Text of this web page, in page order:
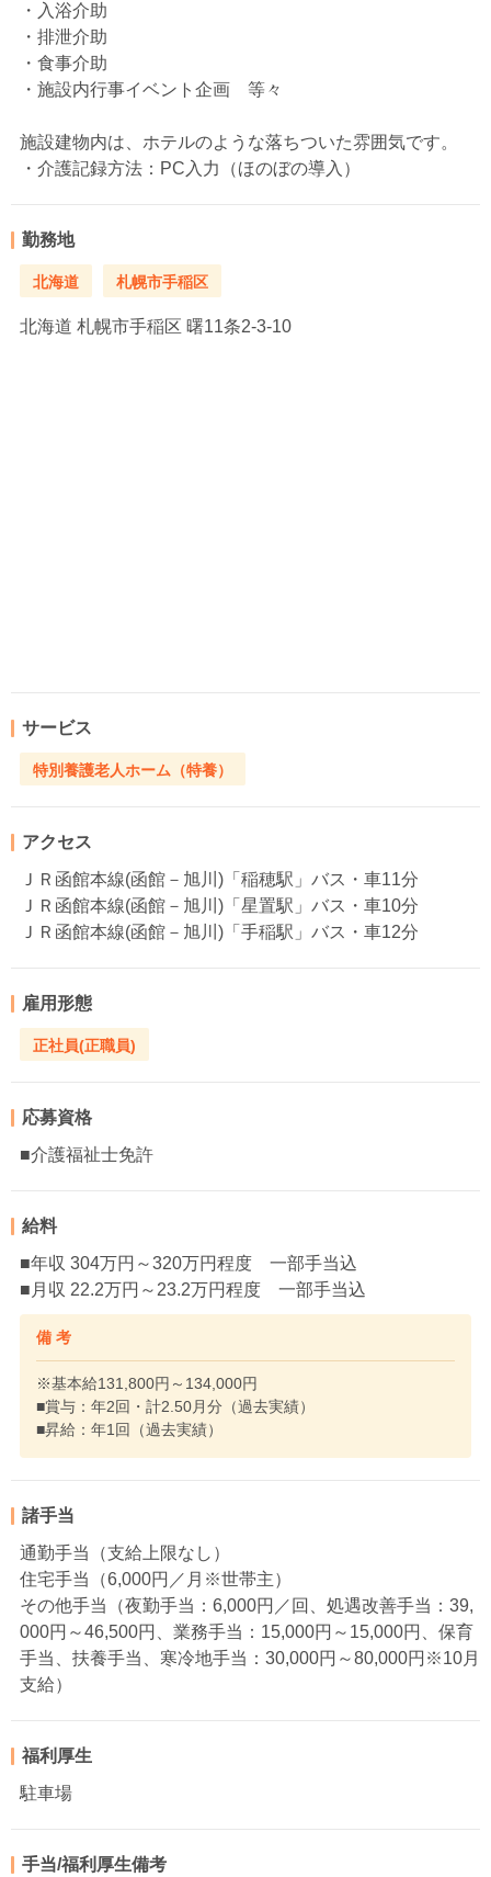
・入浴介助
・排泄介助
・食事介助
・施設内行事イベント企画 等々
施設建物内は、ホテルのような落ちついた雰囲気です。
・介護記録方法：PC入力（ほのぼの導入）
勤務地
北海道 札幌市手稲区
北海道 札幌市手稲区 曙11条2-3-10
サービス
特別養護老人ホーム（特養）
アクセス
ＪＲ函館本線(函館－旭川)「稲穂駅」バス・車11分
ＪＲ函館本線(函館－旭川)「星置駅」バス・車10分
ＪＲ函館本線(函館－旭川)「手稲駅」バス・車12分
雇用形態
正社員(正職員)
応募資格
■介護福祉士免許
給料
■年収 304万円～320万円程度 一部手当込
■月収 22.2万円～23.2万円程度 一部手当込
備 考
※基本給131,800円～134,000円
■賞与：年2回・計2.50月分（過去実績）
■昇給：年1回（過去実績）
諸手当
通勤手当（支給上限なし）
住宅手当（6,000円／月※世帯主）
その他手当（夜勤手当：6,000円／回、処遇改善手当：39,
000円～46,500円、業務手当：15,000円～15,000円、保育
手当、扶養手当、寒冷地手当：30,000円～80,000円※10月
支給）
福利厚生
駐車場
手当/福利厚生備考